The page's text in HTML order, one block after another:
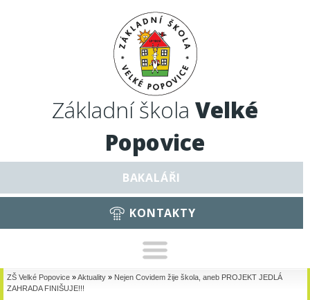
Základní škola Velké
Popovice
BAKALÁŘI
KONTAKTY
ZŠ Velké Popovice » Aktuality » Nejen Covidem žije škola, aneb PROJEKT JEDLÁ
ZAHRADA FINIŠUJE!!!